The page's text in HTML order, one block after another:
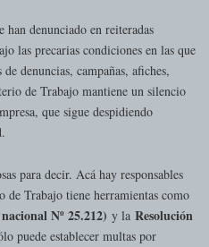
denunciado en reiteradas
las precarias condiciones en las que
denuncias, campañas, afiches,
de Trabajo mantiene un silencio
que sigue despidiendo
para decir. Acá hay responsables
Trabajo tiene herramientas como
Nº 25.212) y la Resolución
puede establecer multas por